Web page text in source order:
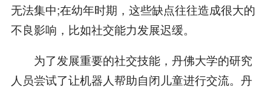
无法集中;在幼年时期，这些缺点往往造成很大的
不良影响，比如社交能力发展迟缓。
为了发展重要的社交技能，丹佛大学的研究
人员尝试了让机器人帮助自闭儿童进行交流。丹